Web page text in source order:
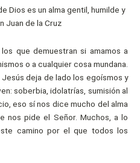
que demuestran si amamos a
o a cualquier cosa mundana.
deja de lado los egoísmos y
soberbia, idolatrías, sumisión al
eso sí nos dice mucho del alma
nos pide el Señor. Muchos, a lo
camino por el que todos los